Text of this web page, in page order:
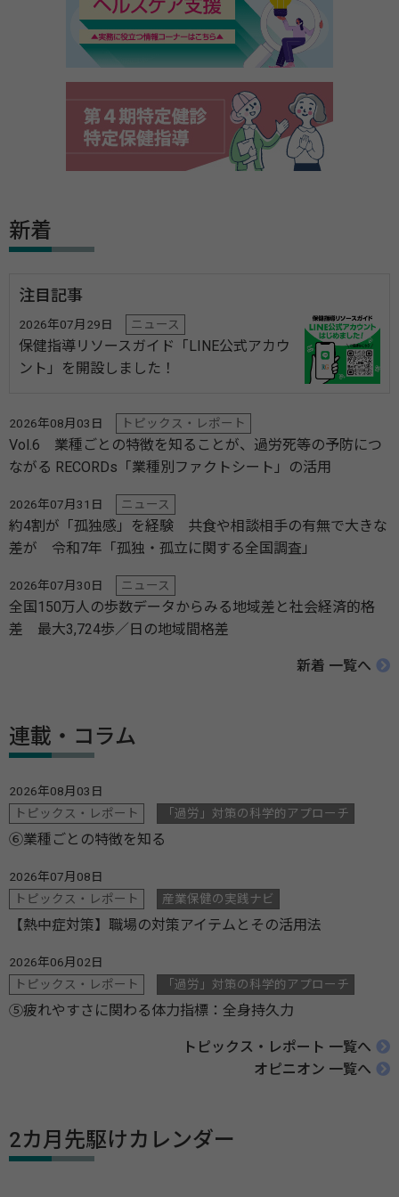
新着
注目記事
2026年07月29日 ニュース
保健指導リソースガイド「LINE公式アカウ
ント」を開設しました！
2026年08月03日 トピックス・レポート
Vol.6 業種ごとの特徴を知ることが、過労死等の予防につ
ながる RECORDs「業種別ファクトシート」の活用
2026年07月31日 ニュース
約4割が「孤独感」を経験 共食や相談相手の有無で大きな
差が 令和7年「孤独・孤立に関する全国調査」
2026年07月30日 ニュース
全国150万人の歩数データからみる地域差と社会経済的格
差 最大3,724歩／日の地域間格差
新着 一覧へ
連載・コラム
2026年08月03日
トピックス・レポート
「過労」対策の科学的アプローチ
⑥業種ごとの特徴を知る
2026年07月08日
トピックス・レポート
産業保健の実践ナビ
【熱中症対策】職場の対策アイテムとその活用法
2026年06月02日
トピックス・レポート
「過労」対策の科学的アプローチ
⑤疲れやすさに関わる体力指標：全身持久力
トピックス・レポート 一覧へ
オピニオン 一覧へ
2カ月先駆けカレンダー